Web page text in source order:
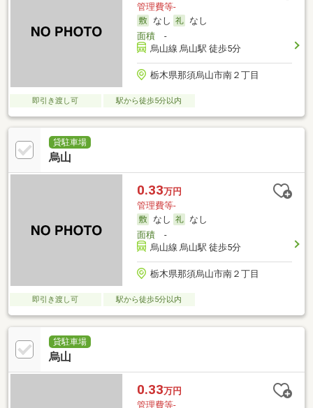
管理費等-
なし
なし
面積-
烏山線 烏山駅 徒歩5分
栃木県那須烏山市南２丁目
即引き渡し可 駅から徒歩5分以内
貸駐車場
烏山
0.33万円
管理費等-
なし
なし
面積-
烏山線 烏山駅 徒歩5分
栃木県那須烏山市南２丁目
即引き渡し可 駅から徒歩5分以内
貸駐車場
烏山
0.33万円
管理費等-